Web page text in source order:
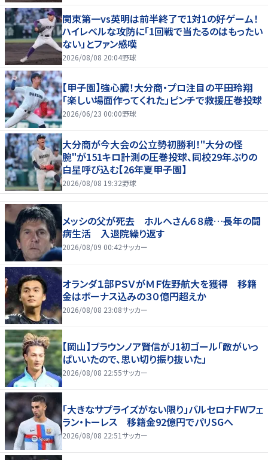
関東第一vs英明は前半終了で1対1の好ゲーム！
ハイレベルな攻防に「1回戦で当たるのはもったい
ない」とファン感嘆
2026/08/08 20:04野球
【甲子園】強心臓！大分商・プロ注目の平田玲翔
「楽しい場面作ってくれた」ピンチで救援圧巻投球
2026/06/23 00:00野球
大分商が今大会の公立勢初勝利！"大分の怪
腕"が151キロ計測の圧巻投球、同校29年ぶりの
白星呼び込む【26年夏甲子園】
2026/08/08 19:32野球
メッシの父が死去 ホルヘさん６８歳…長年の闘
病生活 入退院繰り返す
2026/08/09 00:42サッカー
オランダ１部ＰＳＶがＭＦ佐野航大を獲得 移籍
金はボーナス込みの３０億円超えか
2026/08/08 23:08サッカー
【岡山】ブラウンノア賢信がJ1初ゴール「敵がいっ
ぱいいたので、思い切り振り抜いた」
2026/08/08 22:55サッカー
「大きなサプライズがない限り」バルセロナFWフェ
ラン・トーレス 移籍金92億円でパリSGへ
2026/08/08 22:51サッカー